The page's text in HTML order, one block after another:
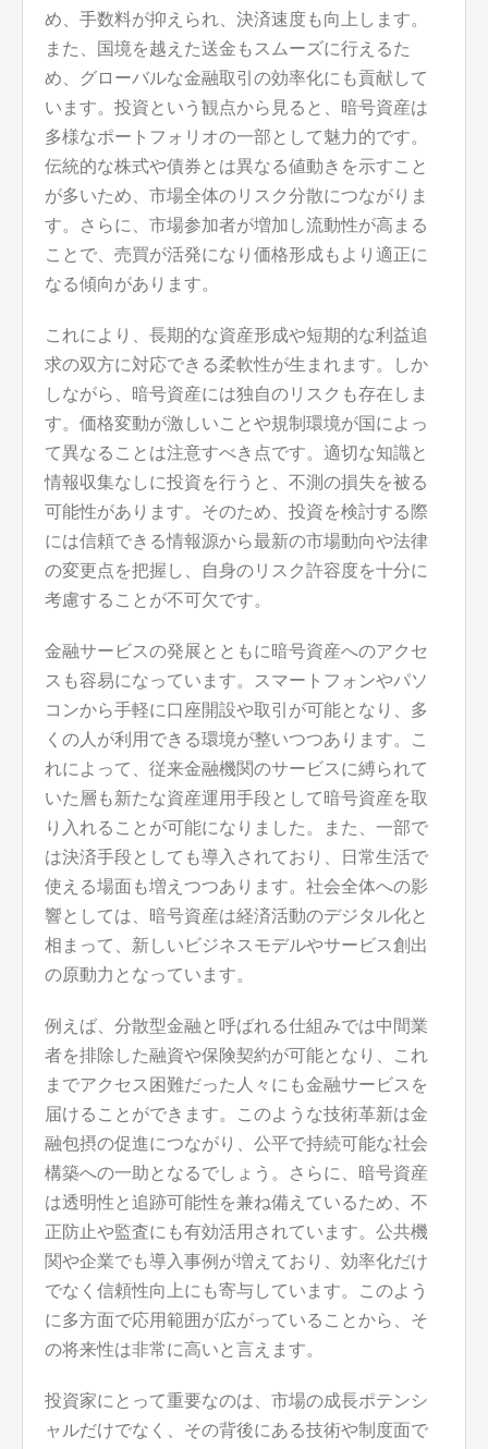
め、手数料が抑えられ、決済速度も向上します。
また、国境を越えた送金もスムーズに行えるた
め、グローバルな金融取引の効率化にも貢献して
います。投資という観点から見ると、暗号資産は
多様なポートフォリオの一部として魅力的です。
伝統的な株式や債券とは異なる値動きを示すこと
が多いため、市場全体のリスク分散につながりま
す。さらに、市場参加者が増加し流動性が高まる
ことで、売買が活発になり価格形成もより適正に
なる傾向があります。
これにより、長期的な資産形成や短期的な利益追
求の双方に対応できる柔軟性が生まれます。しか
しながら、暗号資産には独自のリスクも存在しま
す。価格変動が激しいことや規制環境が国によっ
て異なることは注意すべき点です。適切な知識と
情報収集なしに投資を行うと、不測の損失を被る
可能性があります。そのため、投資を検討する際
には信頼できる情報源から最新の市場動向や法律
の変更点を把握し、自身のリスク許容度を十分に
考慮することが不可欠です。
金融サービスの発展とともに暗号資産へのアクセ
スも容易になっています。スマートフォンやパソ
コンから手軽に口座開設や取引が可能となり、多
くの人が利用できる環境が整いつつあります。こ
れによって、従来金融機関のサービスに縛られて
いた層も新たな資産運用手段として暗号資産を取
り入れることが可能になりました。また、一部で
は決済手段としても導入されており、日常生活で
使える場面も増えつつあります。社会全体への影
響としては、暗号資産は経済活動のデジタル化と
相まって、新しいビジネスモデルやサービス創出
の原動力となっています。
例えば、分散型金融と呼ばれる仕組みでは中間業
者を排除した融資や保険契約が可能となり、これ
までアクセス困難だった人々にも金融サービスを
届けることができます。このような技術革新は金
融包摂の促進につながり、公平で持続可能な社会
構築への一助となるでしょう。さらに、暗号資産
は透明性と追跡可能性を兼ね備えているため、不
正防止や監査にも有効活用されています。公共機
関や企業でも導入事例が増えており、効率化だけ
でなく信頼性向上にも寄与しています。このよう
に多方面で応用範囲が広がっていることから、そ
の将来性は非常に高いと言えます。
投資家にとって重要なのは、市場の成長ポテンシ
ャルだけでなく、その背後にある技術や制度面で